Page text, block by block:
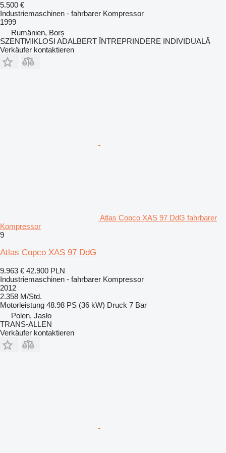
5.500 €
Industriemaschinen - fahrbarer Kompressor
1999
Rumänien, Borș
SZENTMIKLOSI ADALBERT ÎNTREPRINDERE INDIVIDUALĂ
Verkäufer kontaktieren
Atlas Copco XAS 97 DdG fahrbarer
Kompressor
9
Atlas Copco XAS 97 DdG
9.963 € 42.900 PLN
Industriemaschinen - fahrbarer Kompressor
2012
2.358 M/Std.
Motorleistung 48.98 PS (36 kW) Druck 7 Bar
Polen, Jasło
TRANS-ALLEN
Verkäufer kontaktieren